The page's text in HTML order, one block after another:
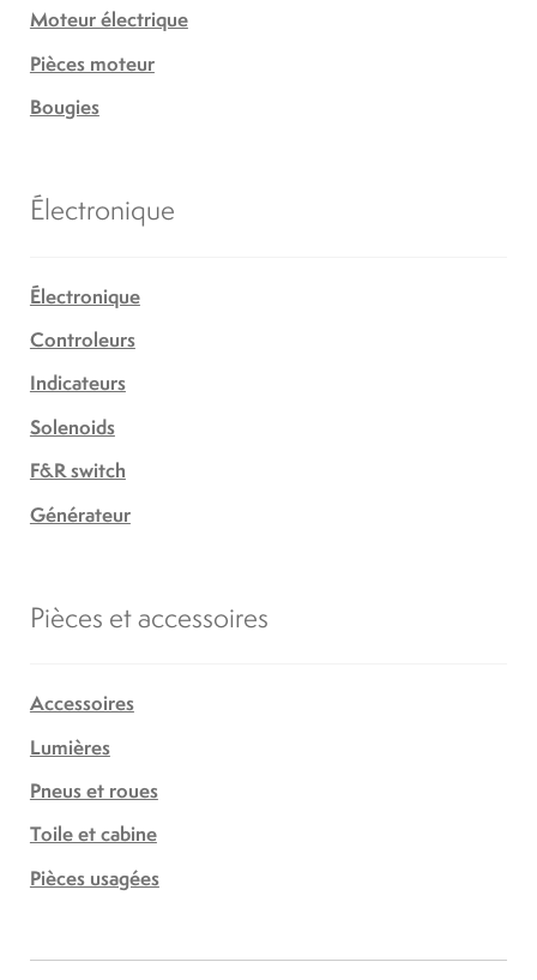
Moteur électrique
Pièces moteur
Bougies
Électronique
Électronique
Controleurs
Indicateurs
Solenoids
F&R switch
Générateur
Pièces et accessoires
Accessoires
Lumières
Pneus et roues
Toile et cabine
Pièces usagées